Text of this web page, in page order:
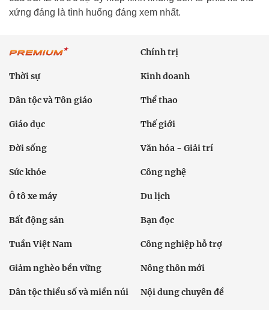
xứng đáng là tình huống đáng xem nhất.
Chính trị
Thời sự Kinh doanh
Dân tộc và Tôn giáo Thể thao
Giáo dục Thế giới
Đời sống Văn hóa - Giải trí
Sức khỏe Công nghệ
Ô tô xe máy Du lịch
Bất động sản Bạn đọc
Tuần Việt Nam Công nghiệp hỗ trợ
Giảm nghèo bền vững Nông thôn mới
Dân tộc thiểu số và miền núi Nội dung chuyên đề